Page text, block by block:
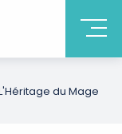
du Mage